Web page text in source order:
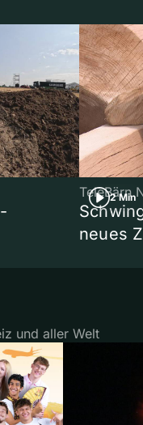
2 Min
TeleBärn
neues
und aller Welt